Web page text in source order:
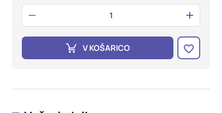
V KOŠARICO
vaših interesov, ki ga nato uporabijo za prikazovanje ustreznih
zavrnete uporabo teh piškotkov, ne boste deležni našega
ciljnega spletnega oglaševanja.